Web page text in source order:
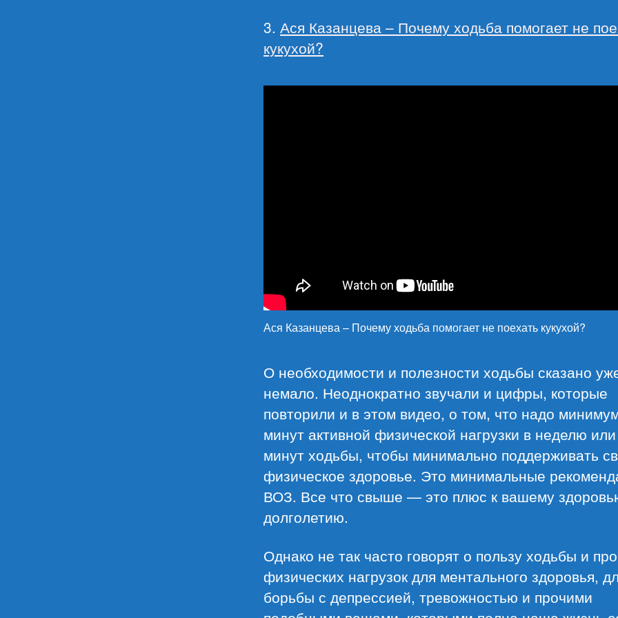
3. Ася Казанцева – Почему ходьба помогает не
кукухой?
Ася Казанцева – Почему ходьба помогает не поехать кукухой?
О необходимости и полезности ходьбы сказано
немало. Неоднократно звучали и цифры, которые
повторили и в этом видео, о том, что надо
минут активной физической нагрузки в неделю
минут ходьбы, чтобы минимально поддерживать
физическое здоровье. Это минимальные
ВОЗ. Все что свыше — это плюс к вашему
долголетию.
Однако не так часто говорят о пользу ходьбы и
физических нагрузок для ментального здоровья,
борьбы с депрессией, тревожностью и прочими